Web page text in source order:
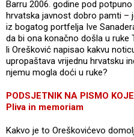
Barru 2006. godine pod
hrvatska javnost dobro pamti –
iz bogatog portfelja Ive
da bi ona konačno došla u ruke
li Orešković napisao kakvu
upropaštava vrijednu hrvatsku
njemu mogla doći u ruke?
PODSJETNIK NA PISMO
Pliva in memoriam
Kakvo je to Oreškovićevo